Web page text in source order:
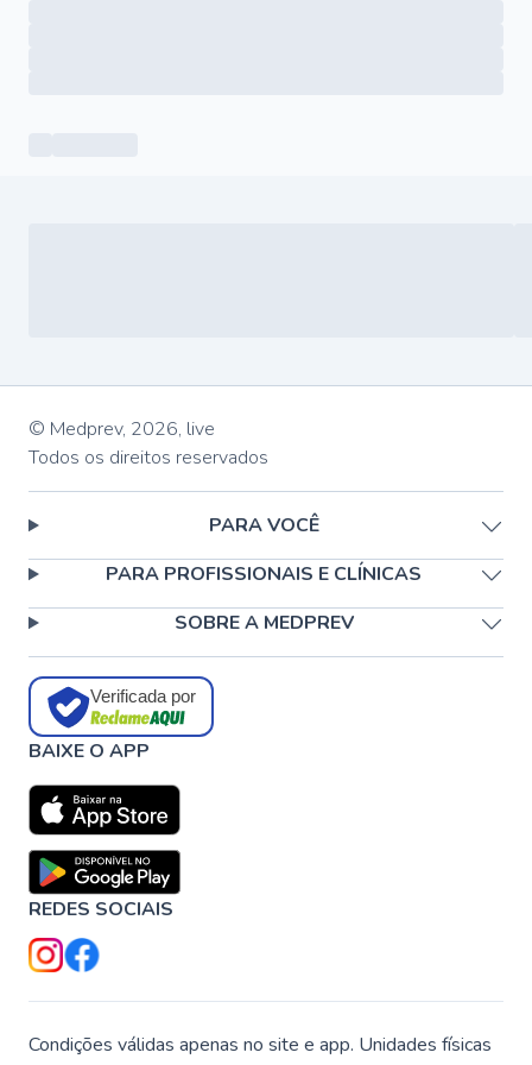
© Medprev, 2026, live
Todos os direitos reservados
PARA VOCÊ
PARA PROFISSIONAIS E CLÍNICAS
SOBRE A MEDPREV
Verificada por
BAIXE O APP
REDES SOCIAIS
Condições válidas apenas no site e app. Unidades físicas